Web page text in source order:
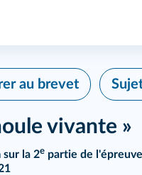
au brevet
vivante »
sur la 2e partie de